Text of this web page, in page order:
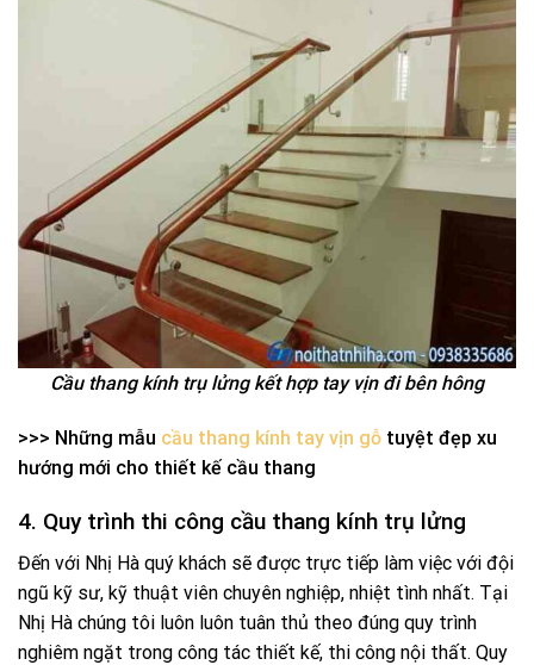
Cầu thang kính trụ lửng kết hợp tay vịn đi bên hông
>>> Những mẫu cầu thang kính tay vịn gỗ tuyệt đẹp xu
hướng mới cho thiết kế cầu thang
4. Quy trình thi công cầu thang kính trụ lửng
Đến với Nhị Hà quý khách sẽ được trực tiếp làm việc với đội
ngũ kỹ sư, kỹ thuật viên chuyên nghiệp, nhiệt tình nhất. Tại
Nhị Hà chúng tôi luôn luôn tuân thủ theo đúng quy trình
nghiêm ngặt trong công tác thiết kế, thi công nội thất. Quy